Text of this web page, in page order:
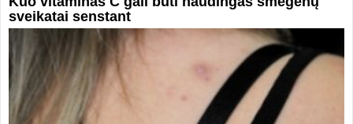
sveikatai senstant